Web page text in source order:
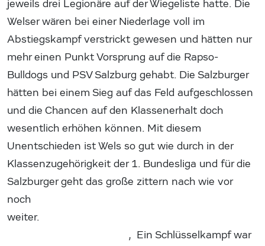
jeweils drei Legionäre auf der Wiegeliste hatte. Die
Welser wären bei einer Niederlage voll im
Abstiegskampf verstrickt gewesen und hätten nur
mehr einen Punkt Vorsprung auf die Rapso-
Bulldogs und PSV Salzburg gehabt. Die Salzburger
hätten bei einem Sieg auf das Feld aufgeschlossen
und die Chancen auf den Klassenerhalt doch
wesentlich erhöhen können. Mit diesem
Unentschieden ist Wels so gut wie durch in der
Klassenzugehörigkeit der 1. Bundesliga und für die
Salzburger geht das große zittern nach wie vor
noch
‚ Ein Schlüsselkampf war